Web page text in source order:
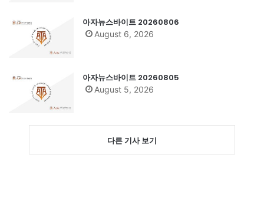
아자뉴스바이트 20260806
August 6, 2026
아자뉴스바이트 20260805
August 5, 2026
다른 기사 보기